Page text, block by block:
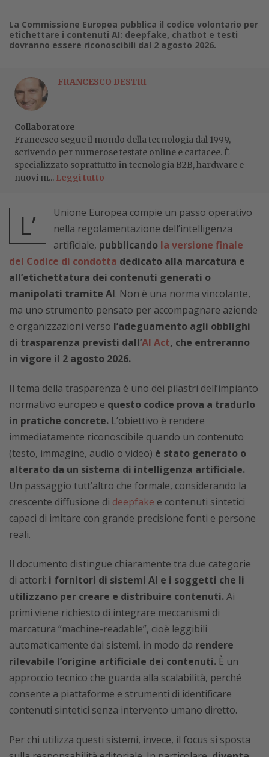
La Commissione Europea pubblica il codice volontario per
etichettare i contenuti AI: deepfake, chatbot e testi
dovranno essere riconoscibili dal 2 agosto 2026.
FRANCESCO DESTRI
Collaboratore
Francesco segue il mondo della tecnologia dal 1999,
scrivendo per numerose testate online e cartacee. È
specializzato soprattutto in tecnologia B2B, hardware e
nuovi m... Leggi tutto
L’
Unione Europea compie un passo operativo
nella regolamentazione dell’intelligenza
artificiale, pubblicando la versione finale
del Codice di condotta dedicato alla marcatura e
all’etichettatura dei contenuti generati o
manipolati tramite AI. Non è una norma vincolante,
ma uno strumento pensato per accompagnare aziende
e organizzazioni verso l’adeguamento agli obblighi
di trasparenza previsti dall’AI Act, che entreranno
in vigore il 2 agosto 2026.
Il tema della trasparenza è uno dei pilastri dell’impianto
normativo europeo e questo codice prova a tradurlo
in pratiche concrete. L’obiettivo è rendere
immediatamente riconoscibile quando un contenuto
(testo, immagine, audio o video) è stato generato o
alterato da un sistema di intelligenza artificiale.
Un passaggio tutt’altro che formale, considerando la
crescente diffusione di deepfake e contenuti sintetici
capaci di imitare con grande precisione fonti e persone
reali.
Il documento distingue chiaramente tra due categorie
di attori: i fornitori di sistemi AI e i soggetti che li
utilizzano per creare e distribuire contenuti.Ai
primi viene richiesto di integrare meccanismi di
marcatura “machine-readable”, cioè leggibili
automaticamente dai sistemi, in modo da rendere
rilevabile l’origine artificiale dei contenuti. È un
approccio tecnico che guarda alla scalabilità, perché
consente a piattaforme e strumenti di identificare
contenuti sintetici senza intervento umano diretto.
Per chi utilizza questi sistemi, invece, il focus si sposta